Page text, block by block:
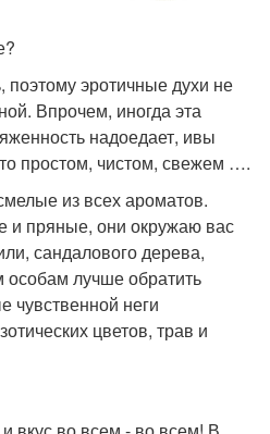
поэтому эротичные духи не
Впрочем, иногда эта
надоедает, ивы
простом, чистом, свежем ….
из всех ароматов.
и пряные, они окружаю вас
сандалового дерева,
лучше обратить
чувственной неги
цветов, трав и